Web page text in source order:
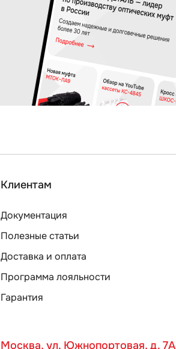
Клиентам
Документация
Полезные статьи
Доставка и оплата
Программа лояльности
Гарантия
Москва, ул. Южнопортовая, д. 7А